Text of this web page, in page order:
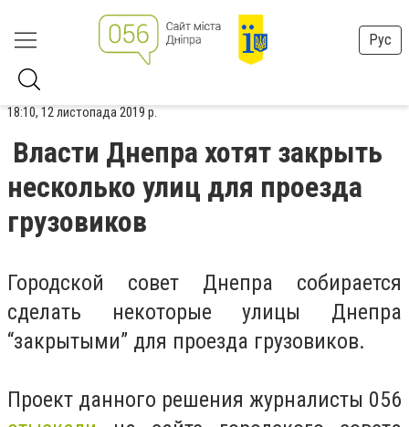
Рус
18:10, 12 листопада 2019 р.
Власти Днепра хотят закрыть
несколько улиц для проезда
грузовиков
Городской совет Днепра собирается
сделать некоторые улицы Днепра
“закрытыми” для проезда грузовиков.
Проект данного решения журналисты 056